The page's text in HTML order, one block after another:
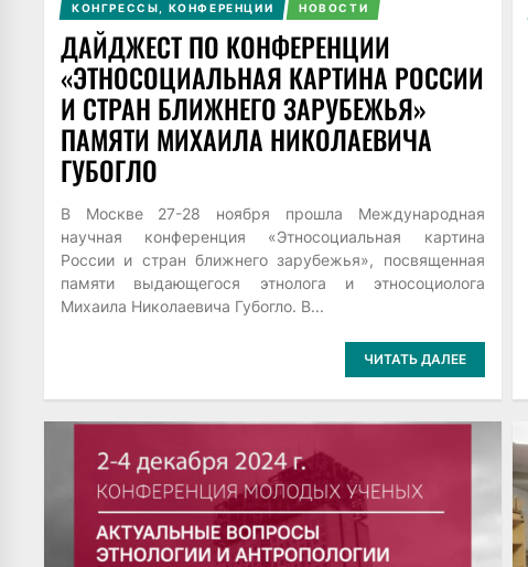
КОНГРЕССЫ, КОНФЕРЕНЦИИ НОВОСТИ
ДАЙДЖЕСТ ПО КОНФЕРЕНЦИИ
«ЭТНОСОЦИАЛЬНАЯ КАРТИНА РОССИИ
И СТРАН БЛИЖНЕГО ЗАРУБЕЖЬЯ»
ПАМЯТИ МИХАИЛА НИКОЛАЕВИЧА
ГУБОГЛО
В Москве 27-28 ноября прошла Международная
научная конференция «Этносоциальная картина
России и стран ближнего зарубежья», посвященная
памяти выдающегося этнолога и этносоциолога
Михаила Николаевича Губогло. В...
ЧИТАТЬ ДАЛЕЕ